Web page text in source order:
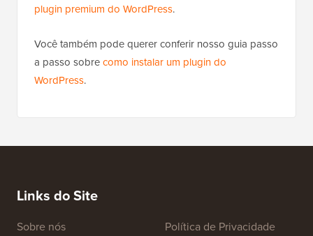
plugin premium do WordPress.
Você também pode querer conferir nosso guia passo
a passo sobrecomo instalar um plugin do
WordPress.
Links do Site
Sobre nós
Política de Privacidade